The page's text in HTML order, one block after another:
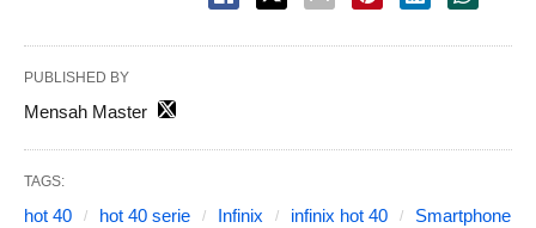
PUBLISHED BY
Mensah Master
TAGS:
hot 40 hot 40 serie Infinix infinix hot 40 Smartphone